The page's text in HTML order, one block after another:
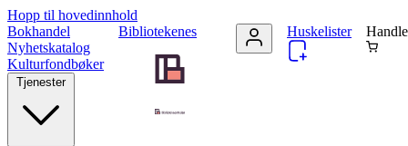
Hopp til hovedinnhold
Bibliotekenes
Bokhandel
Nyhetskatalog
Kulturfondbøker
Tjenester
Huskelister